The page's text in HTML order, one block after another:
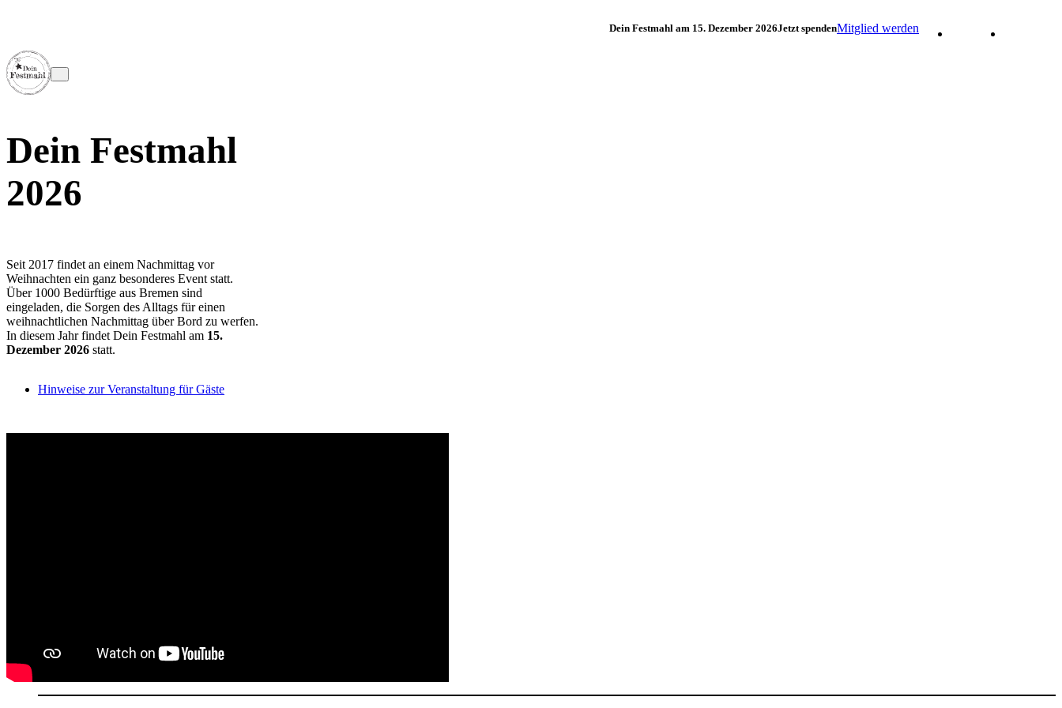
Dein Festmahl am 15. Dezember 2026Jetzt spendenMitglied werden
Dein Festmahl
2026
Seit 2017 findet an einem Nachmittag vor
Weihnachten ein ganz besonderes Event statt.
Über 1000 Bedürftige aus Bremen sind
eingeladen, die Sorgen des Alltags für einen
weihnachtlichen Nachmittag über Bord zu werfen.
In diesem Jahr findet Dein Festmahl am 15.
Dezember 2026 statt.
Hinweise zur Veranstaltung für Gäste